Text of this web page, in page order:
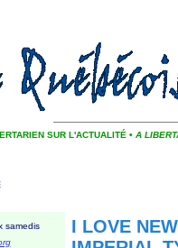
SUR L'ACTUALITÉ • A
samedis
I LOVE